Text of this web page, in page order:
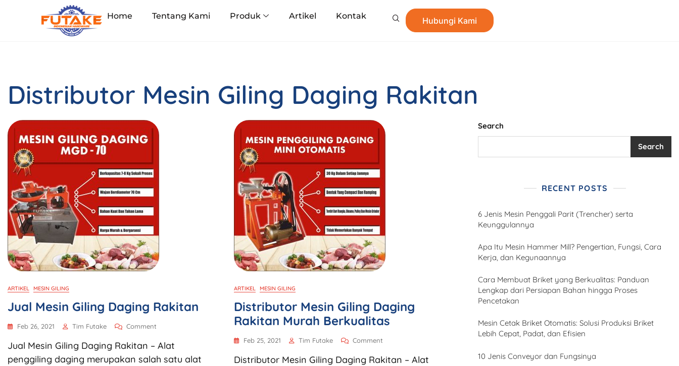
Home Tentang Kami Produk Artikel Kontak Hubungi Kami
Distributor Mesin Giling Daging Rakitan
ARTIKEL MESIN GILING
Jual Mesin Giling Daging Rakitan
Feb 26, 2021 Tim Futake Comment
Jual Mesin Giling Daging Rakitan – Alat
penggiling daging merupakan salah satu alat
ARTIKEL MESIN GILING
Distributor Mesin Giling Daging
Rakitan Murah Berkualitas
Feb 25, 2021 Tim Futake Comment
Distributor Mesin Giling Daging Rakitan – Alat
Search
Search
RECENT POSTS
6 Jenis Mesin Penggali Parit (Trencher) serta
Keunggulannya
Apa Itu Mesin Hammer Mill? Pengertian, Fungsi, Cara
Kerja, dan Kegunaannya
Cara Membuat Briket yang Berkualitas: Panduan
Lengkap dari Persiapan Bahan hingga Proses
Pencetakan
Mesin Cetak Briket Otomatis: Solusi Produksi Briket
Lebih Cepat, Padat, dan Efisien
10 Jenis Conveyor dan Fungsinya